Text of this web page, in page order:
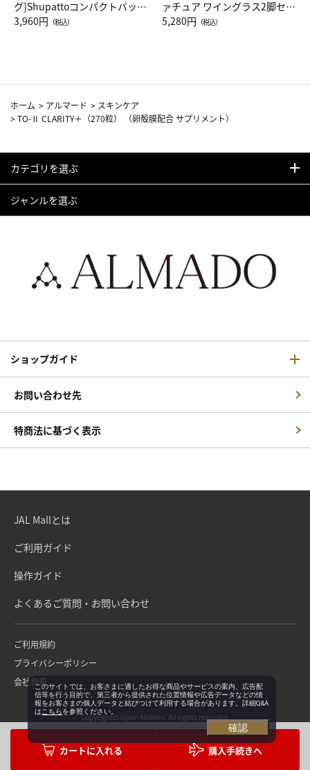
購入手続きへ
グ]Shupattoコンパクトバッグ
Drop JAL客室乗務員（LC）ス
3,960円 （税込）
ァチュア ワイングラス2脚セッ
ト（レッドワイン）
5,280円 （税込）
ホーム > アルマード > スキンケア
>TO-Ⅱ CLARITY＋（270粒） （卵殻膜配合 サプリメント）
カテゴリを選ぶ
ジャンルを選ぶ
ショップガイド
お問い合わせ先
特商法に基づく表示
JAL Mallとは
ご利用ガイド
操作ガイド
よくあるご質問・お問い合わせ
ご利用規約
プライバシーポリシー
会社概要
Copyright©Japan Airlines. All rights reserved.
このサイトでは、お客さまに適したお得な商品やサービスの案内、広告配
信等を行う目的で、第三者から提供された位置情報や広告データなどの情
報をお客さまの個人データと結びつけて利用する場合があります。詳細Q&A
は こちらを参照ください。
確認